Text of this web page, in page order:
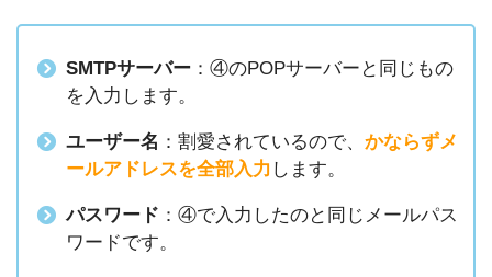
SMTPサーバー：④のPOPサーバーと同じもの
を入力します。
ユーザー名 ：割愛されているので、 かならずメ
ールアドレスを全部入力 します。
パスワード ：④で入力したのと同じメールパス
ワードです。